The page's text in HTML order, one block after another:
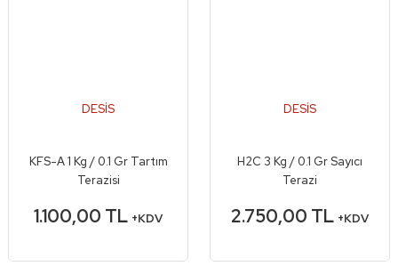
DESİS
KFS-A 1 Kg / 0.1 Gr Tartım
Terazisi
1.100,00 TL +KDV
DESİS
H2C 3 Kg / 0.1 Gr Sayıcı
Terazi
2.750,00 TL +KDV